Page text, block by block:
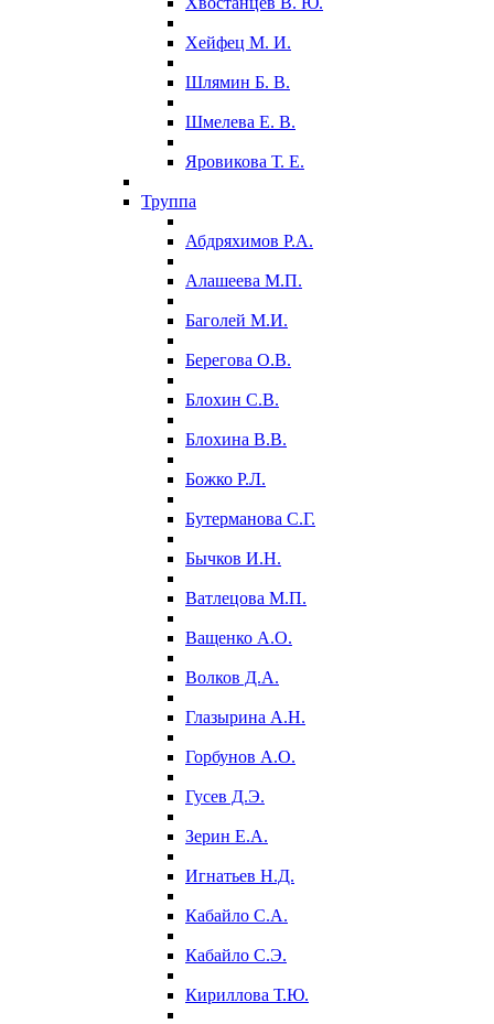
Хейфец М. И.
Шлямин Б. В.
Шмелева Е. В.
Яровикова Т. Е.
Труппа
Абдряхимов Р.А.
Алашеева М.П.
Баголей М.И.
Берегова О.В.
Блохин С.В.
Блохина В.В.
Божко Р.Л.
Бутерманова С.Г.
Бычков И.Н.
Ватлецова М.П.
Ващенко А.О.
Волков Д.А.
Глазырина А.Н.
Горбунов А.О.
Гусев Д.Э.
Зерин Е.А.
Игнатьев Н.Д.
Кабайло С.А.
Кабайло С.Э.
Кириллова Т.Ю.